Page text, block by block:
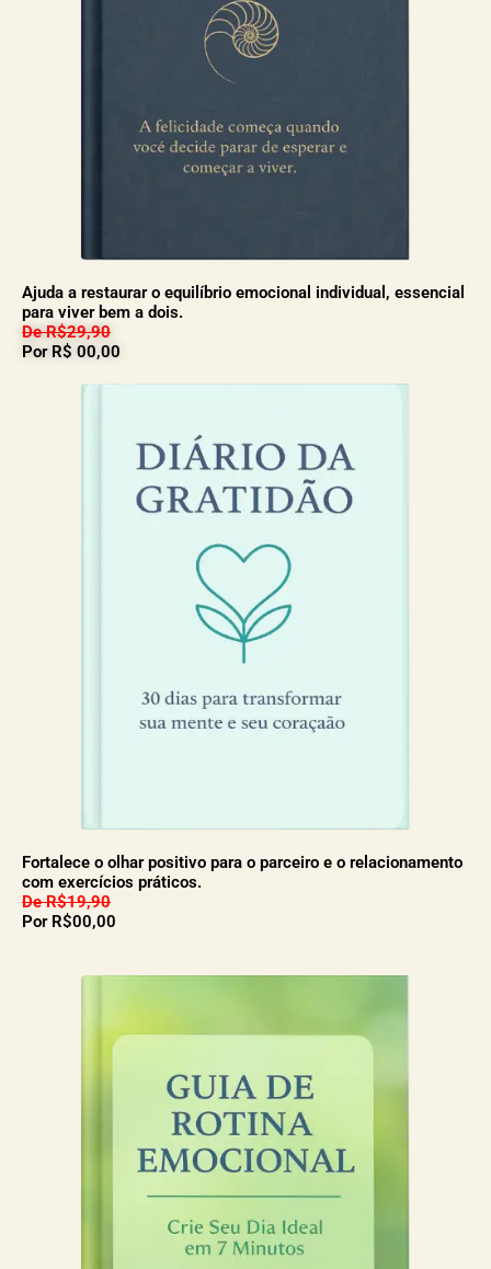
Ajuda a restaurar o equilíbrio emocional individual, essencial
para viver bem a dois.
De R$29,90
Por R$ 00,00
Fortalece o olhar positivo para o parceiro e o relacionamento
com exercícios práticos.
De R$19,90
Por R$00,00